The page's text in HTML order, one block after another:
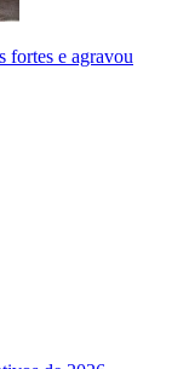
fortes e agravou